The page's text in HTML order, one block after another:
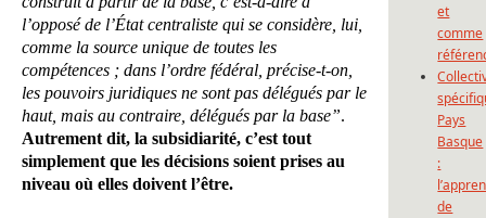
l’opposé de l’État centraliste qui se considère, lui,
comme la source unique de toutes les
compétences ; dans l’ordre fédéral, précise-t-on,
les pouvoirs juridiques ne sont pas délégués par le
haut, mais au contraire, délégués par la base”.
Autrement dit, la subsidiarité, c’est tout
simplement que les décisions soient prises au
niveau où elles doivent l’être.
et
comme
Pays
Basque
:
de